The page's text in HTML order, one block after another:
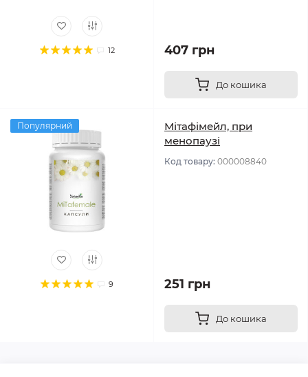
12 407 грн
До кошика
Популярний
9
Мітафімейл, при
менопаузі
Код товару: 000008840
251 грн
До кошика